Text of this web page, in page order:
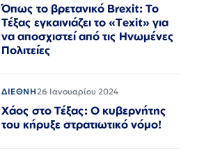
Όπως το βρετανικό Brexit: Το
Τέξας εγκαινιάζει το «Texit» για
να αποσχιστεί από τις Ηνωμένες
Πολιτείες
ΔΙΕΘΝΗ 26 Ιανουαρίου 2024
Χάος στο Τέξας: Ο κυβερνήτης
του κήρυξε στρατιωτικό νόμο!